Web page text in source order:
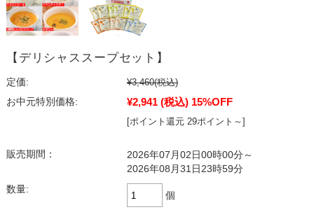
【デリシャススープセット】
定価: ¥3,460(税込)
お中元特別価格:
¥2,941 (税込) 15%OFF
[ポイント還元 29ポイント～]
販売期間：
2026年07月02日00時00分～
2026年08月31日23時59分
数量:
個